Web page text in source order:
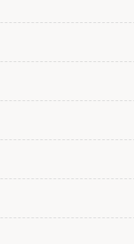
百年传承